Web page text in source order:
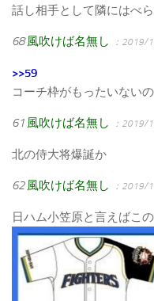
話し相手として隣にはべ
68 風吹けば名無し ：2019/
>>59
コーチ枠がもったいない
61 風吹けば名無し ：2019/
北の侍大将爆誕か
62 風吹けば名無し ：2019/
日ハム小笠原と言えばこ